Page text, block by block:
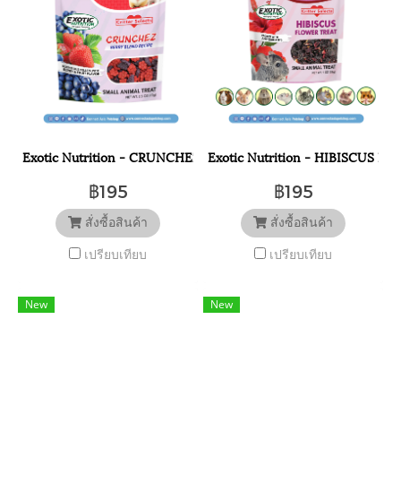
Exotic Nutrition - CRUNCHEZ Berry Blend Treat 70 กรัม. เบอร์
฿195
สั่งซื้อสินค้า
เปรียบเทียบ
Exotic Nutrition - HIBISCUS
฿195
สั่งซื้อสินค้า
เปรียบเทียบ
New New